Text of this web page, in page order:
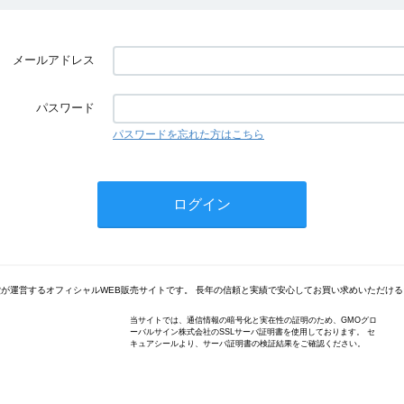
メールアドレス
パスワード
パスワードを忘れた方はこちら
運営するオフィシャルWEB販売サイトです。 長年の信頼と実績で安心してお買い求めいただける
当サイトでは、通信情報の暗号化と実在性の証明のため、GMOグロ
ーバルサイン株式会社のSSLサーバ証明書を使用しております。 セ
キュアシールより、サーバ証明書の検証結果をご確認ください。